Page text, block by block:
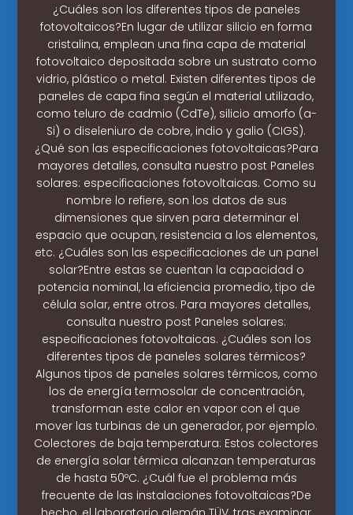
¿Cuáles son los diferentes tipos de paneles
fotovoltaicos?En lugar de utilizar silicio en forma
cristalina, emplean una fina capa de material
fotovoltaico depositada sobre un sustrato como
vidrio, plástico o metal. Existen diferentes tipos de
paneles de capa fina según el material utilizado,
como teluro de cadmio (CdTe), silicio amorfo (a-
Si) o diseleniuro de cobre, indio y galio (CIGS).
¿Qué son las especificaciones fotovoltaicas?Para
mayores detalles, consulta nuestro post Paneles
solares: especificaciones fotovoltaicas. Como su
nombre lo refiere, son los datos de sus
dimensiones que sirven para determinar el
espacio que ocupan, resistencia a los elementos,
etc. ¿Cuáles son las especificaciones de un panel
solar?Entre estas se cuentan la capacidad o
potencia nominal, la eficiencia promedio, tipo de
célula solar, entre otros. Para mayores detalles,
consulta nuestro post Paneles solares:
especificaciones fotovoltaicas. ¿Cuáles son los
diferentes tipos de paneles solares térmicos?
Algunos tipos de paneles solares térmicos, como
los de energía termosolar de concentración,
transforman este calor en vapor con el que
mover las turbinas de un generador, por ejemplo.
Colectores de baja temperatura: Estos colectores
de energía solar térmica alcanzan temperaturas
de hasta 50ºC. ¿Cuál fue el problema más
frecuente de las instalaciones fotovoltaicas?De